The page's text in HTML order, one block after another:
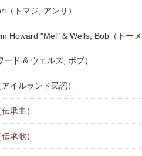
（トマジ, アンリ）
Howard "Mel" & Wells, Bob（トー
ード & ウェルズ, ボブ）
イルランド民謡）
承曲）
承歌）